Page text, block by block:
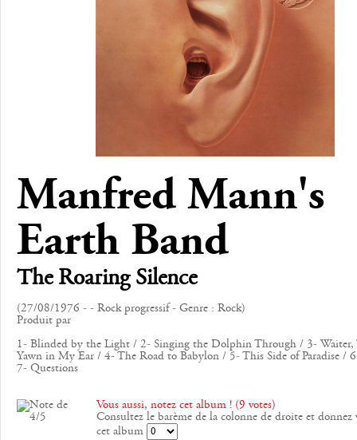
Manfred Mann's
Earth Band
The Roaring Silence
(27/08/1976 - - Rock progressif - Genre : Rock)
Produit par
1- Blinded by the Light / 2- Singing the Dolphin Through / 3- Waiter,
Yawn in My Ear / 4- The Road to Babylon / 5- This Side of Paradise /
7- Questions
Vous aussi, notez cet album ! (9 votes)
Consultez le barème de la colonne de droite et donnez
cet album